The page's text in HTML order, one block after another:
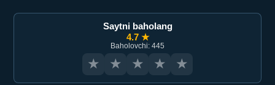
Saytni baholang
4.7 ★
Baholovchi: 445
★ ★ ★ ★ ★